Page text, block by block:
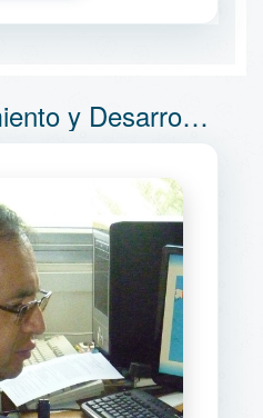
Unidad de Crecimiento y Desarrollo Infanto Juvenil